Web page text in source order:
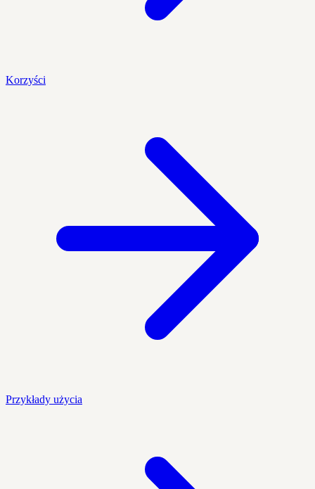
Korzyści
Przykłady użycia